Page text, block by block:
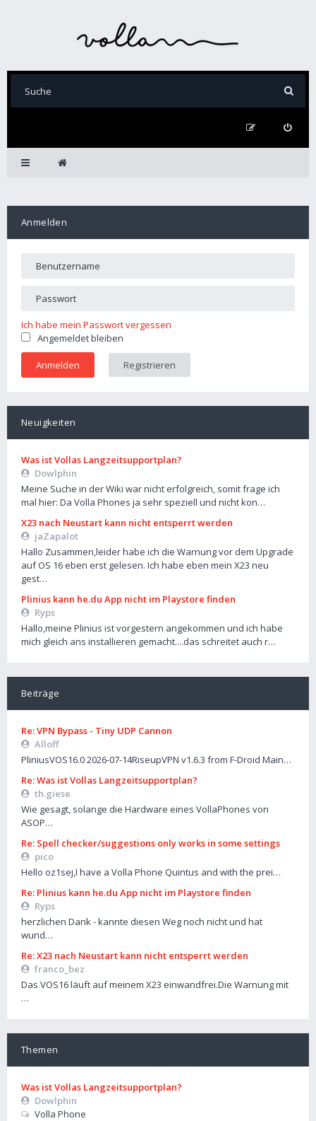
Anmelden
Ich habe mein Passwort vergessen
Angemeldet bleiben
Registrieren
Neuigkeiten
Was ist Vollas Langzeitsupportplan?
Dowlphin
Meine Suche in der Wiki war nicht erfolgreich, somit frage ich
mal hier: Da Volla Phones ja sehr speziell und nicht kon…
X23 nach Neustart kann nicht entsperrt werden
jaZapalot
Hallo Zusammen,leider habe ich die Warnung vor dem Upgrade
auf OS 16 eben erst gelesen. Ich habe eben mein X23 neu
gest…
Plinius kann he.du App nicht im Playstore finden
Ryps
Hallo,meine Plinius ist vorgestern angekommen und ich habe
mich gleich ans installieren gemacht....das schreitet auch r…
Beiträge
Re: VPN Bypass - Tiny UDP Cannon
Alloff
PliniusVOS16.0 2026-07-14RiseupVPN v1.6.3 from F-Droid Main…
Re: Was ist Vollas Langzeitsupportplan?
th.giese
Wie gesagt, solange die Hardware eines VollaPhones von
ASOP…
Re: Spell checker/suggestions only works in some settings
pico
Hello oz1sej,I have a Volla Phone Quintus and with the prei…
Re: Plinius kann he.du App nicht im Playstore finden
Ryps
herzlichen Dank - kannte diesen Weg noch nicht und hat
wund…
Re: X23 nach Neustart kann nicht entsperrt werden
franco_bez
Das VOS16 läuft auf meinem X23 einwandfrei.Die Warnung mit
…
Themen
Was ist Vollas Langzeitsupportplan?
Dowlphin
Volla Phone